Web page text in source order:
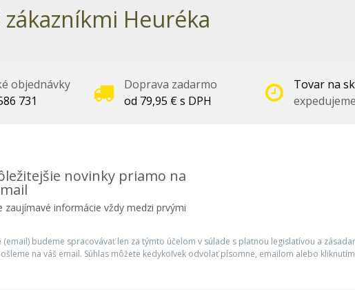
Heuréka
objednávky
731
Doprava zadarmo
od 79,95 € s DPH
Tovar na
novinky priamo na
zaujímavé informácie vždy medzi prvými
(email) budeme spracovávať len za týmto účelom v súlade s platnou legislatívou a
na váš email. Súhlas môžete kedykoľvek odvolať písomne, emailom alebo